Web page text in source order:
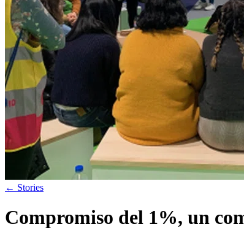
← Stories
Compromiso del 1%, un